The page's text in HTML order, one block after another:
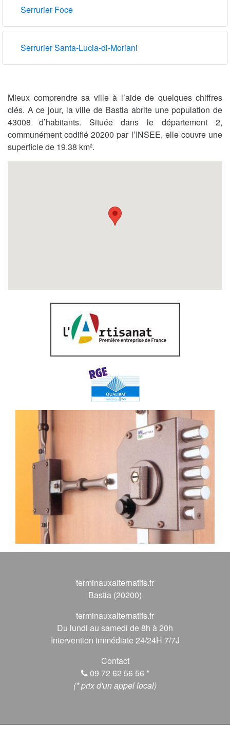
Serrurier Foce
Serrurier Santa-Lucia-di-Moriani
Mieux comprendre sa ville à l’aide de quelques chiffres
clés. A ce jour, la ville de Bastia abrite une population de
43008 d’habitants. Située dans le département 2,
communément codifié 20200 par l’INSEE, elle couvre une
superficie de 19.38 km².
terminauxalternatifs.fr
Bastia (20200)
terminauxalternatifs.fr
Du lundi au samedi de 8h à 20h
Intervention immédiate 24/24H 7/7J
Contact
09 72 62 56 56 *
(* prix d'un appel local)